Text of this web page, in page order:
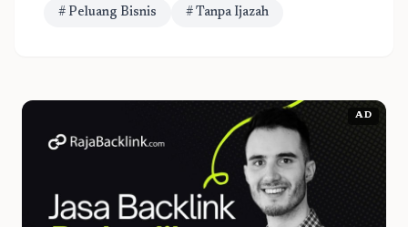
# Peluang Bisnis # Tanpa Ijazah
AD